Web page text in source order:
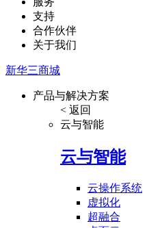
支持
合作伙伴
关于我们
新华三商城
产品与解决方案
< 返回
云与智能
云与智能
云操作系统
虚拟化
超融合